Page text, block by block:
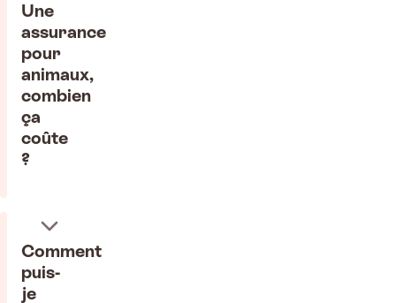
Une
assurance
pour
animaux,
combien
ça
coûte
?
Comment
puis-
je